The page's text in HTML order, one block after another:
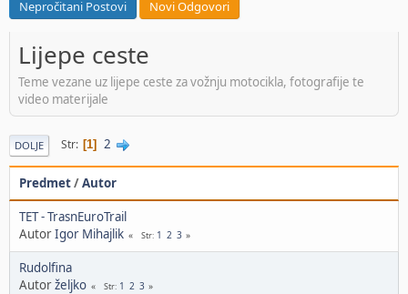
Nepročitani Postovi Novi Odgovori
Lijepe ceste
Teme vezane uz lijepe ceste za vožnju motocikla, fotografije te
video materijale
DOLJE Str 1 2
Predmet/Autor
TET - TrasnEuroTrail
AutorIgor Mihajlik Str 1 2 3
Rudolfina
Autorželjko Str 1 2 3